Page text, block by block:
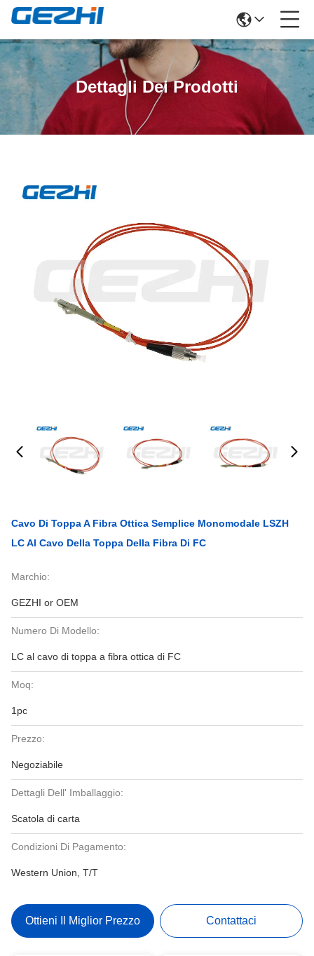
Dettagli Dei Prodotti
Cavo Di Toppa A Fibra Ottica Semplice Monomodale LSZH
LC Al Cavo Della Toppa Della Fibra Di FC
Marchio:
GEZHI or OEM
Numero Di Modello:
LC al cavo di toppa a fibra ottica di FC
Moq:
1pc
Prezzo:
Negoziabile
Dettagli Dell' Imballaggio:
Scatola di carta
Condizioni Di Pagamento:
Western Union, T/T
Ottieni Il Miglior Prezzo Contattaci